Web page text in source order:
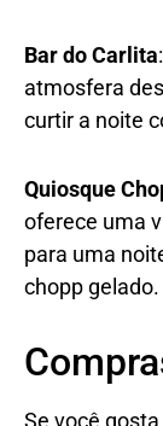
Bar do Carlita
atmosfera
curtir a noite
Quiosque
oferece uma
para uma
chopp gelado.
Se você